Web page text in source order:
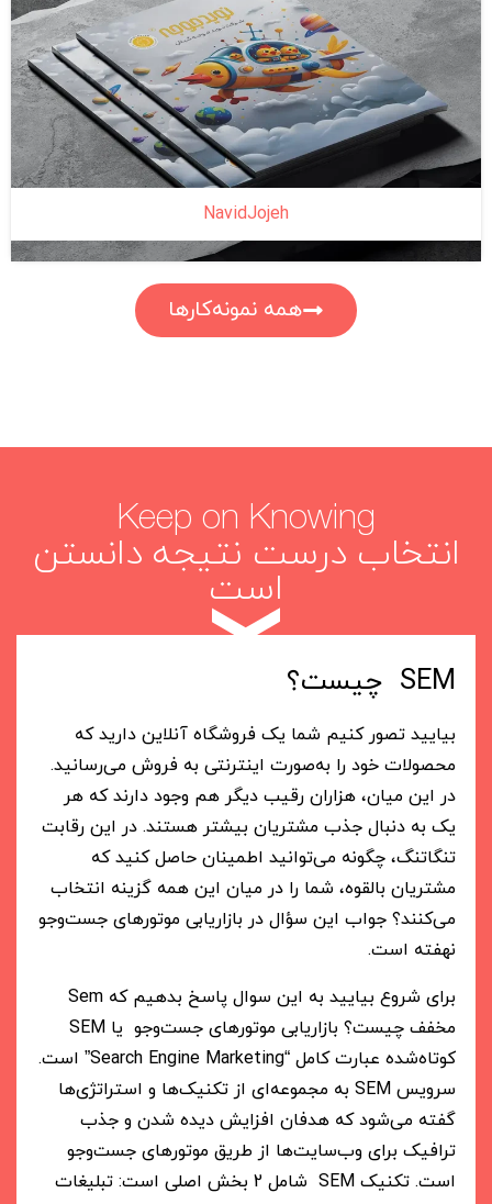
NavidJojeh
همه نمونه‌کارها
Keep on Knowing
انتخاب درست نتیجه دانستن
است
SEM چیست؟
بیایید تصور کنیم شما یک فروشگاه آنلاین دارید که
محصولات خود را به‌صورت اینترنتی به فروش می‌رسانید.
در این میان، هزاران رقیب دیگر هم وجود دارند که هر
یک به دنبال جذب مشتریان بیشتر هستند. در این رقابت
تنگاتنگ، چگونه می‌توانید اطمینان حاصل کنید که
مشتریان بالقوه، شما را در میان این همه گزینه انتخاب
می‌کنند؟ جواب این سؤال در بازاریابی موتورهای جست‌وجو
نهفته است.
برای شروع بیایید به این سوال پاسخ بدهیم که Sem
مخفف چیست؟ بازاریابی موتورهای جست‌وجو یا SEM
کوتاه‌شده عبارت کامل “Search Engine Marketing” است.
سرویس SEM به مجموعه‌ای از تکنیک‌ها و استراتژی‌ها
گفته می‌شود که هدفان افزایش دیده شدن و جذب
ترافیک برای وب‌سایت‌ها از طریق موتورهای جست‌وجو
است. تکنیک SEM شامل 2 بخش اصلی است: تبلیغات